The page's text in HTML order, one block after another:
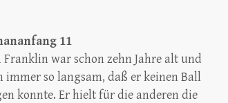
11
Franklin war schon zehn Jahre alt und
immer so langsam, daß er keinen Ball
konnte. Er hielt für die anderen die